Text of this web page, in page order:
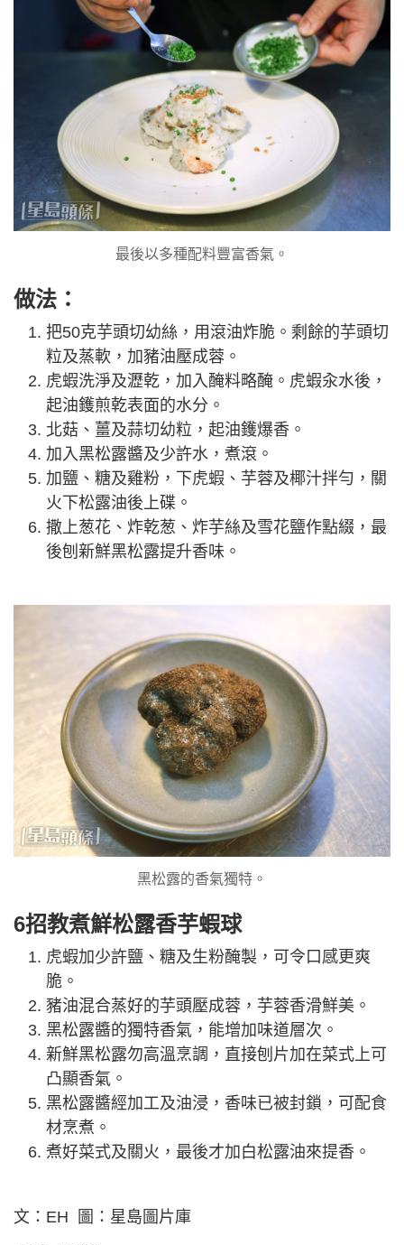
最後以多種配料豐富香氣。
做法：
把50克芋頭切幼絲，用滾油炸脆。剩餘的芋頭切
粒及蒸軟，加豬油壓成蓉。
虎蝦洗淨及瀝乾，加入醃料略醃。虎蝦汆水後，
起油鑊煎乾表面的水分。
北菇、薑及蒜切幼粒，起油鑊爆香。
加入黑松露醬及少許水，煮滾。
加鹽、糖及雞粉，下虎蝦、芋蓉及椰汁拌勻，關
火下松露油後上碟。
撒上葱花、炸乾葱、炸芋絲及雪花鹽作點綴，最
後刨新鮮黑松露提升香味。
黑松露的香氣獨特。
6招教煮鮮松露香芋蝦球
虎蝦加少許鹽、糖及生粉醃製，可令口感更爽
脆。
豬油混合蒸好的芋頭壓成蓉，芋蓉香滑鮮美。
黑松露醬的獨特香氣，能增加味道層次。
新鮮黑松露勿高溫烹調，直接刨片加在菜式上可
凸顯香氣。
黑松露醬經加工及油浸，香味已被封鎖，可配食
材烹煮。
煮好菜式及關火，最後才加白松露油來提香。
文：EH 圖：星島圖片庫